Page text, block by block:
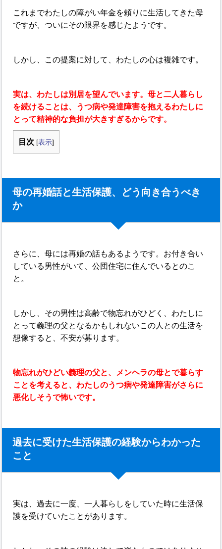
これまでわたしの障がい年金を頼りに生活してきた母
ですが、ついにその限界を感じたようです。
しかし、この提案に対して、わたしの心は複雑です。
実は、わたしは別居を望んでいます。母と二人暮らし
を続けることは、うつ病や発達障害を抱えるわたしに
とって精神的な負担が大きすぎるからです。
目次 [表示]
母の再婚話と生活保護、どう向き合うべき
か
さらに、母には再婚の話もあるようです。お付き合い
している男性がいて、公団住宅に住んでいるとのこ
と。
しかし、その男性は高齢で物忘れがひどく、わたしに
とって義理の父となるかもしれないこの人との生活を
想像すると、不安が募ります。
物忘れがひどい義理の父と、メンヘラの母とで暮らす
ことを考えると、わたしのうつ病や発達障害がさらに
悪化しそうで怖いです。
過去に受けた生活保護の経験からわかった
こと
実は、過去に一度、一人暮らしをしていた時に生活保
護を受けていたことがあります。